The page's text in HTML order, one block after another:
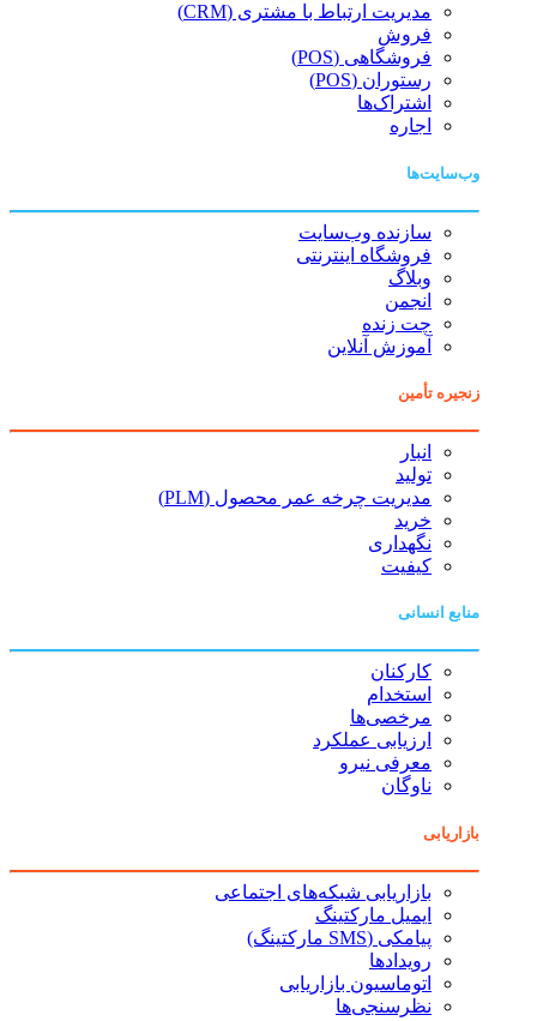
مدیریت ارتباط با مشتری (CRM)
فروش
فروشگاهی (POS)
رستوران (POS)
اشتراک‌ها
اجاره
وب‌سایت‌ها
سازنده وب‌سایت
فروشگاه اینترنتی
وبلاگ
انجمن
چت زنده
آموزش آنلاین
زنجیره تأمین
انبار
تولید
مدیریت چرخه عمر محصول (PLM)
خرید
نگهداری
کیفیت
منابع انسانی
کارکنان
استخدام
مرخصی‌ها
ارزیابی عملکرد
معرفی نیرو
ناوگان
بازاریابی
بازاریابی شبکه‌های اجتماعی
ایمیل مارکتینگ
پیامکی (SMS مارکتینگ)
رویدادها
اتوماسیون بازاریابی
نظرسنجی‌ها